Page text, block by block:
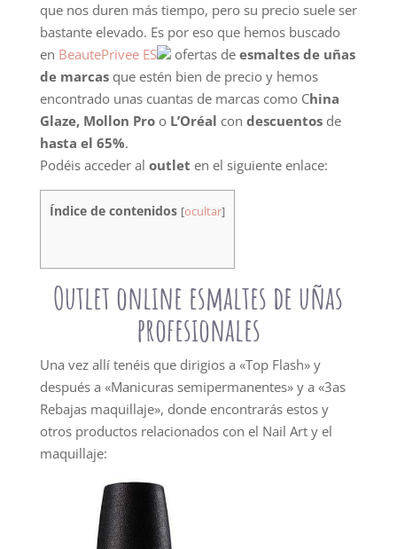
que nos duren más tiempo, pero su precio suele ser
bastante elevado. Es por eso que hemos buscado
en BeautePrivee ES ofertas de esmaltes de uñas
de marcasque estén bien de precio y hemos
encontrado unas cuantas de marcas como China
Glaze, Mollon Proo L’Oréal con descuentosde
hasta el 65%.
Podéis acceder al outlet en el siguiente enlace:
Índice de contenidos [ocultar]
Outlet online esmaltes de uñas
profesionales
Una vez allí tenéis que dirigios a «Top Flash» y
después a «Manicuras semipermanentes» y a «3as
Rebajas maquillaje», donde encontrarás estos y
otros productos relacionados con el Nail Art y el
maquillaje: